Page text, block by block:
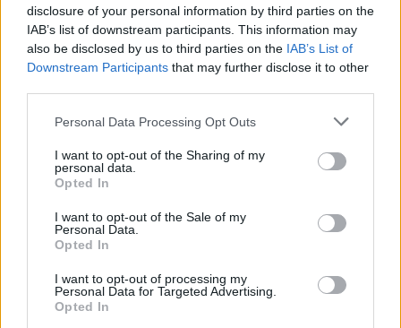
disclosure of your personal information by third parties on the
IAB’s list of downstream participants. This information may
also be disclosed by us to third parties on the IAB’s List of
Downstream Participants that may further disclose it to other
Please note that this website/app uses one or more Google
not limited to your visit or usage behaviour. You may click to
grant or deny consent to Google and its third-party tags to
use your data for below specified purposes in below Google
consent section.
Personal Data Processing Opt Outs
I want to opt-out of the Sharing of my
personal data.
Opted In
I want to opt-out of the Sale of my
Personal Data.
Opted In
I want to opt-out of processing my
Personal Data for Targeted Advertising.
Opted In
A Ferrari házon belül közben végig türelmes
maradt, pedig a Mercedes a szezon elején olyan
előnyt mutatott, amely elsőre elérhetetlennek tűnt.
Maranellóban ezt nem hibának vagy félresikerült